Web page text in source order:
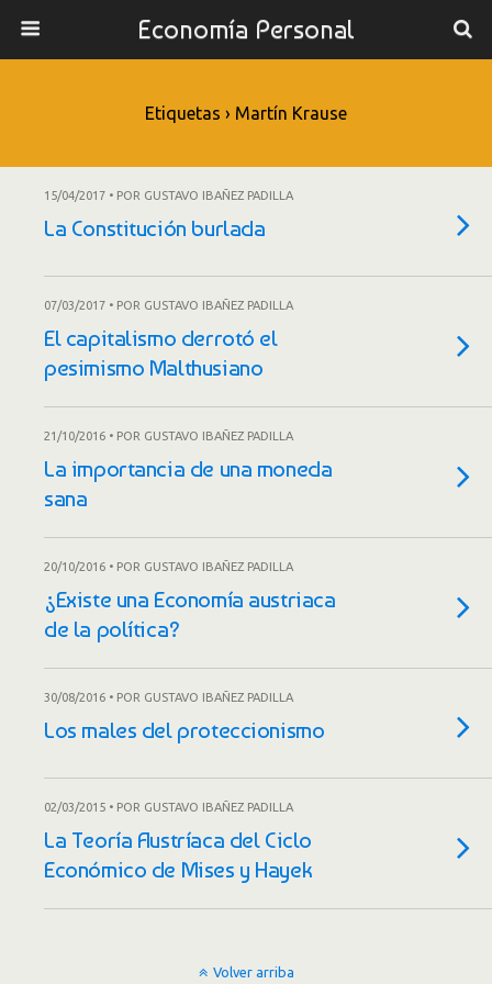
Economía Personal
Etiquetas › Martín Krause
15/04/2017 • POR GUSTAVO IBAÑEZ PADILLA
La Constitución burlada
07/03/2017 • POR GUSTAVO IBAÑEZ PADILLA
El capitalismo derrotó el
pesimismo Malthusiano
21/10/2016 • POR GUSTAVO IBAÑEZ PADILLA
La importancia de una moneda
sana
20/10/2016 • POR GUSTAVO IBAÑEZ PADILLA
¿Existe una Economía austriaca
de la política?
30/08/2016 • POR GUSTAVO IBAÑEZ PADILLA
Los males del proteccionismo
02/03/2015 • POR GUSTAVO IBAÑEZ PADILLA
La Teoría Austríaca del Ciclo
Económico de Mises y Hayek
Volver arriba